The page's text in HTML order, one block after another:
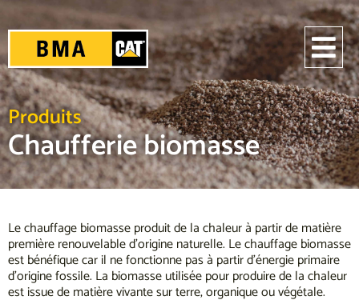
Produits
Chaufferie biomasse
Le chauffage biomasse produit de la chaleur à partir de matière
première renouvelable d’origine naturelle. Le chauffage biomasse
est bénéfique car il ne fonctionne pas à partir d’énergie primaire
d’origine fossile. La biomasse utilisée pour produire de la chaleur
est issue de matière vivante sur terre, organique ou végétale.